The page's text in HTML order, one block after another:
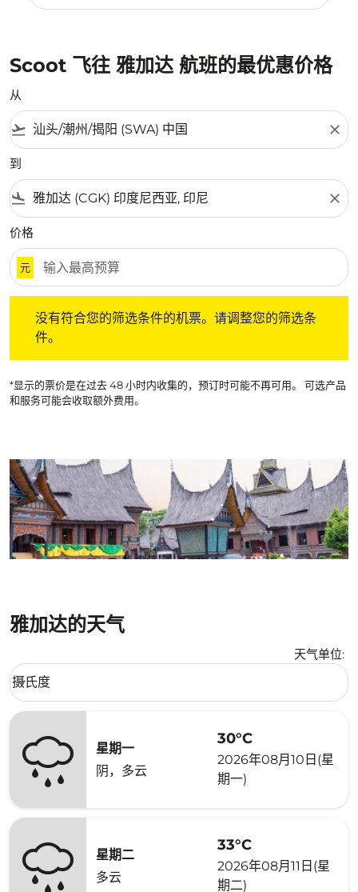
Scoot 飞往 雅加达 航班的最优惠价格
从
flight_takeoff close
到
flight_land close
价格
元
没有符合您的筛选条件的机票。请调整您的筛选条
件。
*显示的票价是在过去 48 小时内收集的，预订时可能不再可用。 可选产品
和服务可能会收取额外费用。
雅加达的天气
天气单位:
Weather unit option 摄氏度 Selected
摄氏度
keyboard_arrow_down
星期一
阴，多云
30°C
2026年08月10日(星
期一)
星期二
多云
33°C
2026年08月11日(星
期二)